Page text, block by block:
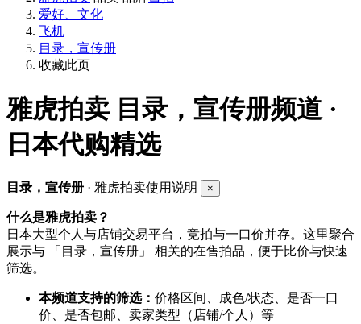
爱好、文化
飞机
目录，宣传册
收藏此页
雅虎拍卖 目录，宣传册频道 ·
日本代购精选
目录，宣传册 · 雅虎拍卖使用说明 ×
什么是雅虎拍卖？
日本大型个人与店铺交易平台，竞拍与一口价并存。这里聚合
展示与 「目录，宣传册」 相关的在售拍品，便于比价与快速
筛选。
本频道支持的筛选： 价格区间、成色/状态、是否一口
价、是否包邮、卖家类型（店铺/个人）等